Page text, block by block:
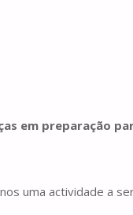
em preparação
uma actividade a